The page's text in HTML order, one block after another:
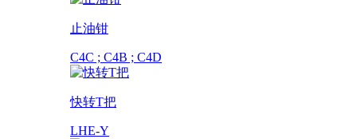
止油钳
C4C ; C4B ; C4D
快转T把
LHE-Y